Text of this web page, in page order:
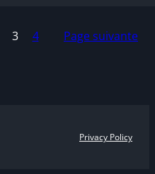
3 4 Page suivante
Privacy Policy